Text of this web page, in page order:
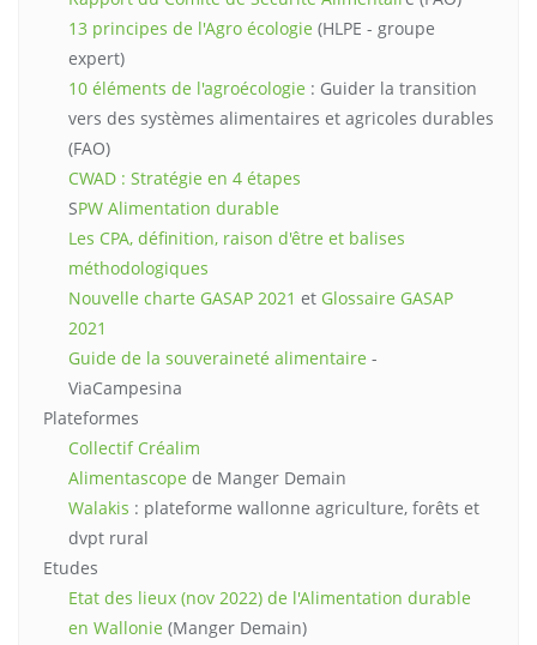
13 principes de l'Agro écologie (HLPE - groupe
expert)
10 éléments de l'agroécologie : Guider la transition
vers des systèmes alimentaires et agricoles durables
(FAO)
CWAD : Stratégie en 4 étapes
SPW Alimentation durable
Les CPA, définition, raison d'être et balises
méthodologiques
Nouvelle charte GASAP 2021 et Glossaire GASAP
2021
Guide de la souveraineté alimentaire -
ViaCampesina
Plateformes
Collectif Créalim
Alimentascope de Manger Demain
Walakis : plateforme wallonne agriculture, forêts et
dvpt rural
Etudes
Etat des lieux (nov 2022) de l'Alimentation durable
en Wallonie (Manger Demain)